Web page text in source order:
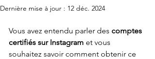
Dernière mise à jour : 12 déc. 2024
Vous avez entendu parler des comptes
certifiés sur Instagram et vous
souhaitez savoir comment obtenir ce